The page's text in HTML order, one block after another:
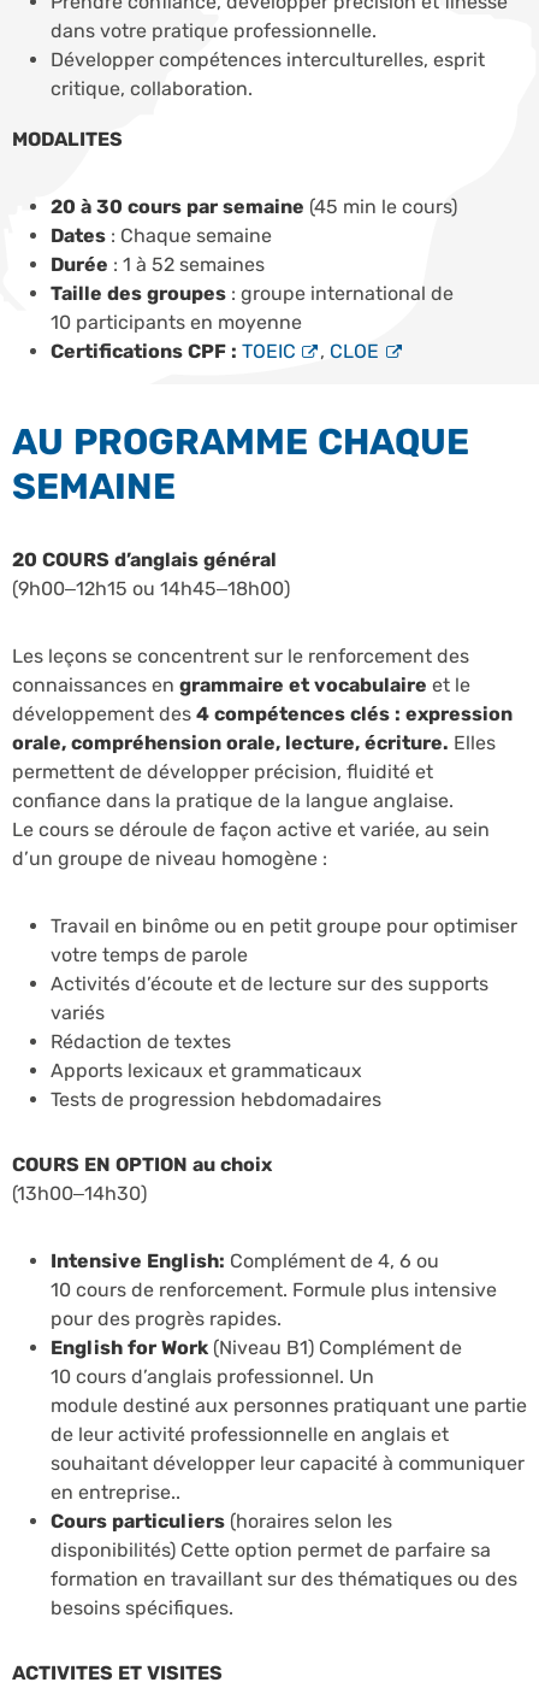
dans votre pratique professionnelle.
Développer compétences interculturelles, esprit
critique, collaboration.
MODALITES
20 à 30 cours par semaine (45 min le cours)
Dates : Chaque semaine
Durée : 1 à 52 semaines
Taille des groupes : groupe international de
10 participants en moyenne
Certifications CPF : TOEIC , CLOE
AU PROGRAMME CHAQUE
SEMAINE
20 COURS d’anglais général
(9h00–12h15 ou 14h45–18h00)
Les leçons se concentrent sur le renforcement des
connaissances en grammaire et vocabulaire et le
développement des 4 compétences clés : expression
orale, compréhension orale, lecture, écriture. Elles
permettent de développer précision, fluidité et
confiance dans la pratique de la langue anglaise.
Le cours se déroule de façon active et variée, au sein
d’un groupe de niveau homogène :
Travail en binôme ou en petit groupe pour optimiser
votre temps de parole
Activités d’écoute et de lecture sur des supports
variés
Rédaction de textes
Apports lexicaux et grammaticaux
Tests de progression hebdomadaires
COURS EN OPTION au choix
(13h00–14h30)
Intensive English: Complément de 4, 6 ou
10 cours de renforcement. Formule plus intensive
pour des progrès rapides.
English for Work (Niveau B1) Complément de
10 cours d’anglais professionnel. Un
module destiné aux personnes pratiquant une partie
de leur activité professionnelle en anglais et
souhaitant développer leur capacité à communiquer
en entreprise..
Cours particuliers (horaires selon les
disponibilités) Cette option permet de parfaire sa
formation en travaillant sur des thématiques ou des
besoins spécifiques.
ACTIVITES ET VISITES